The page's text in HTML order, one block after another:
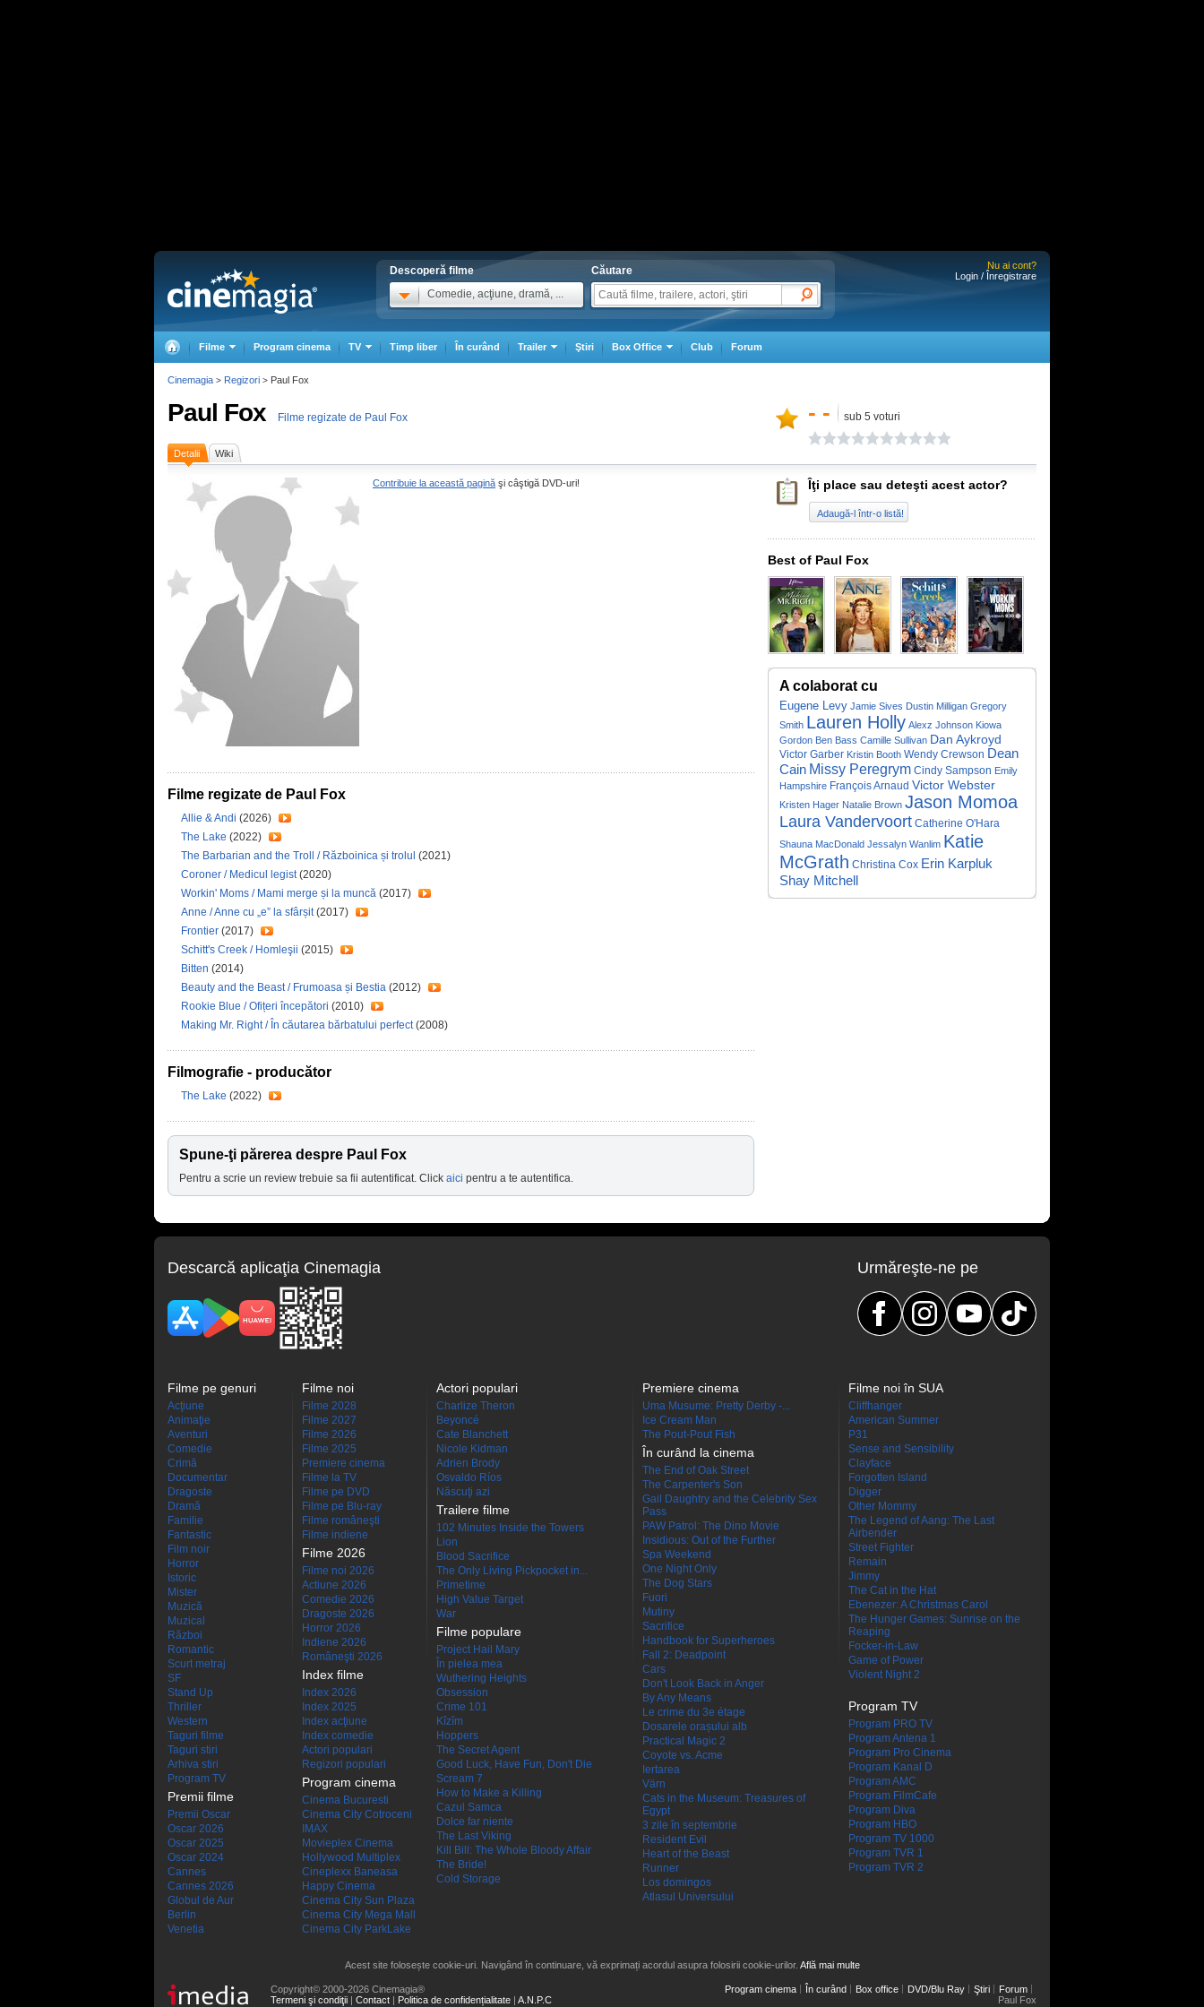
Descoperă filme
Comedie, acţiune, dramă, ...
Căutare
Nu ai cont?
Login / Înregistrare
Filme Program cinema TV Timp liber În curând Trailer Ştiri Box Office Club Forum
Paul Fox Filme regizate de Paul Fox - - sub 5 voturi
Detalii Wiki
Contribuie la această pagină şi câştigă DVD-uri!
Filme regizate de Paul Fox
Allie & Andi (2026)
The Lake (2022)
The Barbarian and the Troll / Războinica și trolul (2021)
Coroner / Medicul legist(2020)
Workin' Moms / Mami merge și la muncă (2017)
Anne / Anne cu „e” la sfârșit(2017)
Frontier (2017)
Schitt's Creek / Homleşii (2015)
Bitten (2014)
Beauty and the Beast / Frumoasa și Bestia (2012)
Rookie Blue / Ofițeri începători (2010)
Making Mr. Right / În căutarea bărbatului perfect(2008)
Filmografie - producător
The Lake (2022)
Spune-ţi părerea despre Paul Fox
Pentru a scrie un review trebuie sa fii autentificat. Click aici pentru a te autentifica.
Îţi place sau deteşti acest actor?
Adaugă-l într-o listă!
Best of Paul Fox
A colaborat cu
Eugene Levy Jamie Sives Dustin Milligan Gregory
Smith Lauren Holly Alexz Johnson Kiowa
Gordon Ben Bass Camille Sullivan Dan Aykroyd
Victor Garber Kristin Booth Wendy Crewson Dean
Cain Missy Peregrym Cindy Sampson Emily
Hampshire François Arnaud Victor Webster
Kristen Hager Natalie Brown Jason Momoa
Laura Vandervoort Catherine O'Hara
Shauna MacDonald Jessalyn Wanlim Katie
McGrath Christina Cox Erin Karpluk
Shay Mitchell
Cinemagia > Regizori > Paul Fox
Descarcă aplicaţia Cinemagia Urmăreşte-ne pe
Filme pe genuri
Acţiune
Animaţie
Aventuri
Comedie
Crimă
Documentar
Dragoste
Dramă
Familie
Fantastic
Film noir
Horror
Istoric
Mister
Muzică
Muzical
Război
Romantic
Scurt metraj
SF
Stand Up
Thriller
Western
Taguri filme
Taguri stiri
Arhiva stiri
Program TV
Premii filme
Premii Oscar
Oscar 2026
Oscar 2025
Oscar 2024
Cannes
Cannes 2026
Globul de Aur
Berlin
Venetia
Filme noi
Filme 2028
Filme 2027
Filme 2026
Filme 2025
Premiere cinema
Filme la TV
Filme pe DVD
Filme pe Blu-ray
Filme româneşti
Filme indiene
Filme 2026
Filme noi 2026
Actiune 2026
Comedie 2026
Dragoste 2026
Horror 2026
Indiene 2026
Româneşti 2026
Index filme
Index 2026
Index 2025
Index acţiune
Index comedie
Actori populari
Regizori populari
Program cinema
Cinema Bucuresti
Cinema City Cotroceni
IMAX
Movieplex Cinema
Hollywood Multiplex
Cineplexx Baneasa
Happy Cinema
Cinema City Sun Plaza
Cinema City Mega Mall
Cinema City ParkLake
Actori populari
Charlize Theron
Beyoncé
Cate Blanchett
Nicole Kidman
Adrien Brody
Osvaldo Ríos
Născuţi azi
Trailere filme
102 Minutes Inside the Towers
Lion
Blood Sacrifice
The Only Living Pickpocket in...
Primetime
High Value Target
War
Filme populare
Project Hail Mary
În pielea mea
Wuthering Heights
Obsession
Crime 101
Kîzîm
Hoppers
The Secret Agent
Good Luck, Have Fun, Don't Die
Scream 7
How to Make a Killing
Cazul Samca
Dolce far niente
The Last Viking
Kill Bill: The Whole Bloody Affair
The Bride!
Cold Storage
Premiere cinema
Uma Musume: Pretty Derby -...
Ice Cream Man
The Pout-Pout Fish
În curând la cinema
The End of Oak Street
The Carpenter's Son
Gail Daughtry and the Celebrity Sex
Pass
PAW Patrol: The Dino Movie
Insidious: Out of the Further
Spa Weekend
One Night Only
The Dog Stars
Fuori
Mutiny
Sacrifice
Handbook for Superheroes
Fall 2: Deadpoint
Cars
Don't Look Back in Anger
By Any Means
Le crime du 3e étage
Dosarele orașului alb
Practical Magic 2
Coyote vs. Acme
Iertarea
Värn
Cats in the Museum: Treasures of
Egypt
3 zile în septembrie
Resident Evil
Heart of the Beast
Runner
Los domingos
Atlasul Universului
Filme noi în SUA
Cliffhanger
American Summer
P31
Sense and Sensibility
Clayface
Forgotten Island
Digger
Other Mommy
The Legend of Aang: The Last
Airbender
Street Fighter
Remain
Jimmy
The Cat in the Hat
Ebenezer: A Christmas Carol
The Hunger Games: Sunrise on the
Reaping
Focker-in-Law
Game of Power
Violent Night 2
Program TV
Program PRO TV
Program Antena 1
Program Pro Cinema
Program Kanal D
Program AMC
Program FilmCafe
Program Diva
Program HBO
Program TV 1000
Program TVR 1
Program TVR 2
Acest site folosește cookie-uri. Navigând în continuare, vă exprimați acordul asupra folosirii cookie-urilor. Află mai multe
Copyright© 2000-2026 Cinemagia®
Termeni şi condiţii | Contact | Politica de confidențialitate | A.N.P.C
Program cinema În curând Box office DVD/Blu Ray Ştiri
Forum
Paul Fox